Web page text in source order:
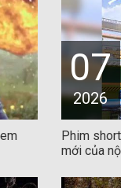
07
2026
Phim
mới của